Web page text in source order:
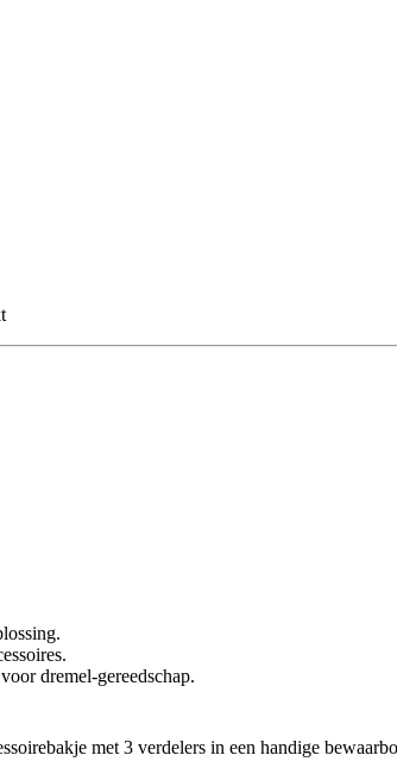
dremel-gereedschap.
met 3 verdelers in een handige